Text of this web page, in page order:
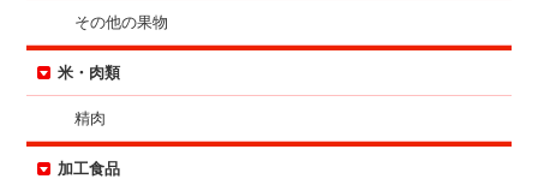
その他の果物
米・肉類
精肉
加工食品